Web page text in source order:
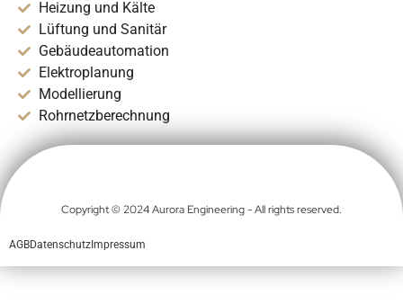
Heizung und Kälte
Lüftung und Sanitär
Gebäudeautomation
Elektroplanung
Modellierung
Rohrnetzberechnung
Copyright © 2024 Aurora Engineering - All rights reserved.
AGBDatenschutz Impressum